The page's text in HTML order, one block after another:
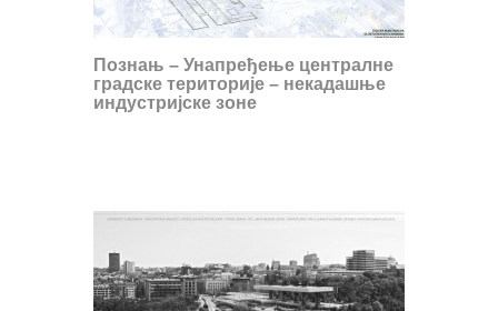
Познањ – Унапређење централне
градске територије – некадашње
индустријске зоне